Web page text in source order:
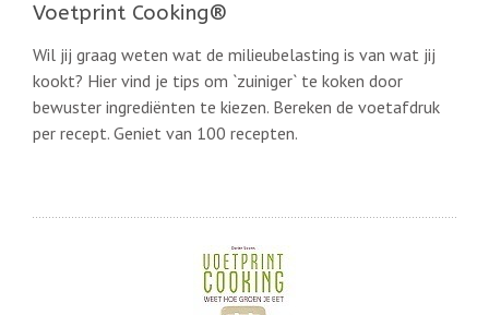
Voetprint Cooking®
Wil jij graag weten wat de milieubelasting is van wat jij
kookt? Hier vind je tips om `zuiniger` te koken door
bewuster ingrediënten te kiezen. Bereken de voetafdruk
per recept. Geniet van 100 recepten.